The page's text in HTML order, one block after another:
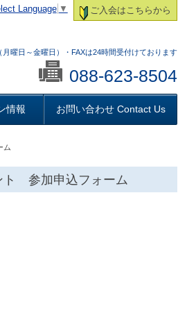
ご入会はこちらから
Language ▼
曜日～金曜日）・FAXは24時間受付けております
088-623-8504
情報 お問い合わせ Contact Us
ム
ト 参加申込フォーム